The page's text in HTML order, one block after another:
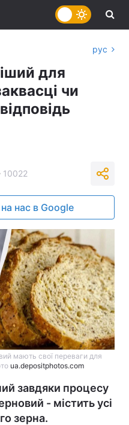
рус
для
чи
10022
нас в Google
мають свої переваги для
ua.depositphotos.com
завдяки процесу
- містить усі
зерна.